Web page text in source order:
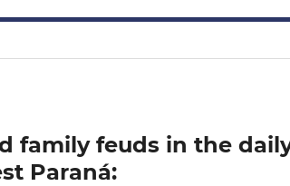
family feuds in the
Paraná: